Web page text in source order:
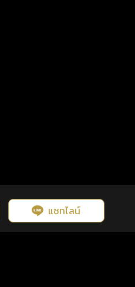
แชทไลน์
ทธิภาพและประสบการณ์ที่ดี
วามเป็นส่วนตัว คลิกดูดวงฟรี